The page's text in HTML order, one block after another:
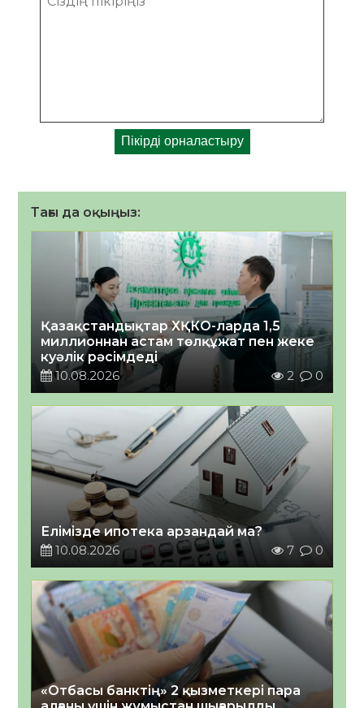
Тағы да оқыңыз:
Қазақстандықтар ХҚКО-ларда 1,5
миллионнан астам төлқұжат пен жеке
куәлік рәсімдеді
10.08.2026
2 0
Елімізде ипотека арзандай ма?
10.08.2026
7 0
«Отбасы банктің» 2 қызметкері пара